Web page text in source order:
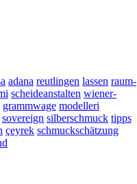
adana reutlingen lassen raum-
scheideanstalten wiener-
grammwage modelleri
sovereign silberschmuck tipps
çeyrek schmuckschätzung